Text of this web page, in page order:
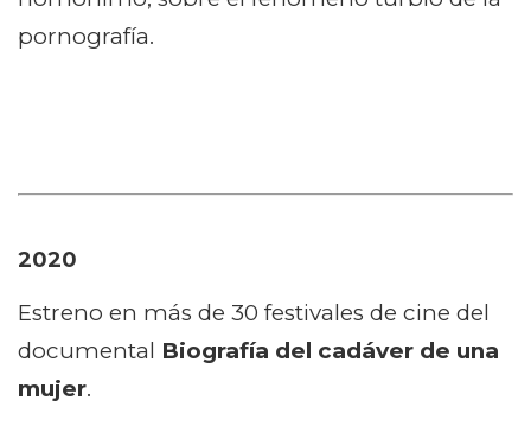
pornografía.
2020
Estreno en más de 30 festivales de cine del
documental Biografía del cadáver de una
mujer.